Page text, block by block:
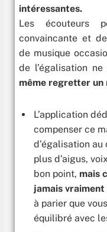
intéressantes.
Les écouteurs
convaincante et
de musique
de l’égalisation ne
même regretter un
L’application
compenser ce
d’égalisation
plus d’aigus,
bon point, mais
jamais
à parier que
équilibré avec